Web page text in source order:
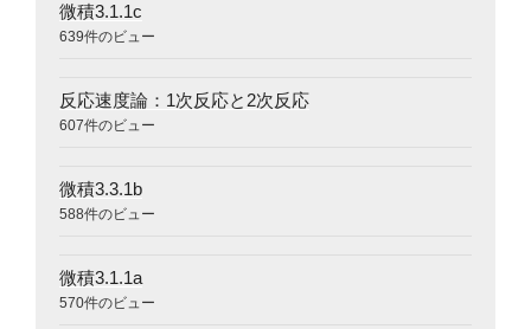
微積3.1.1c
639件のビュー
反応速度論：1次反応と2次反応
607件のビュー
微積3.3.1b
588件のビュー
微積3.1.1a
570件のビュー